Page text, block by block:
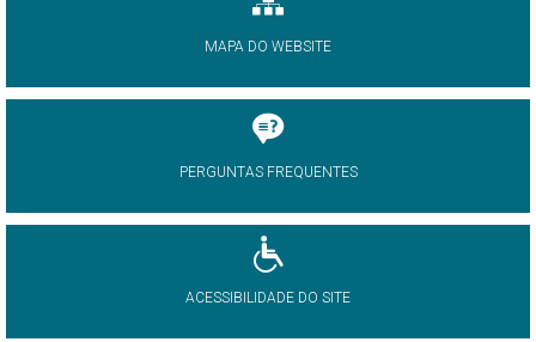
MAPA DO WEBSITE
PERGUNTAS FREQUENTES
ACESSIBILIDADE DO SITE